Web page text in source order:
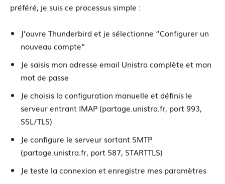
préféré, je suis ce processus simple :
J’ouvre Thunderbird et je sélectionne “Configurer un
nouveau compte”
Je saisis mon adresse email Unistra complète et mon
mot de passe
Je choisis la configuration manuelle et définis le
serveur entrant IMAP (partage.unistra.fr, port 993,
SSL/TLS)
Je configure le serveur sortant SMTP
(partage.unistra.fr, port 587, STARTTLS)
Je teste la connexion et enregistre mes paramètres